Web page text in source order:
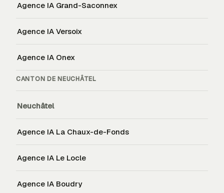
Agence IA Grand-Saconnex
Agence IA Versoix
Agence IA Onex
CANTON DENEUCHÂTEL
Neuchâtel
Agence IA La Chaux-de-Fonds
Agence IA Le Locle
Agence IA Boudry